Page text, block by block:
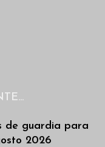
de guardia para
2026